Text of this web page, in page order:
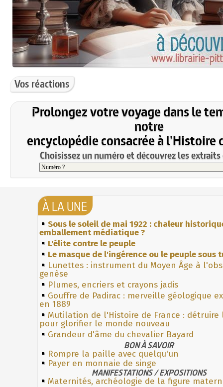
Vos réactions
Prolongez votre voyage dans le
notre
encyclopédie consacrée à l'Histoire
Choisissez un numéro et découvrez les
À LA UNE
Sous le soleil de mai 1922 : chaleur
emballement médiatique ?
L'élite contre le peuple
Le masque de l'ingérence ou le peuple sous
Lunettes : instrument du Moyen Âge à
genèse
Plumes, encriers et crayons jadis
Gouffre de Padirac : merveille géologique
en 1889
Mutilation de l'Histoire de France : détruire
pour glorifier le monde nouveau
Grandeur d'âme du chevalier Bayard
BON À SAVOIR
Rompre la paille avec quelqu'un
Payer en monnaie de singe
MANIFESTATIONS / EXPOSITIONS
Maternités, archéologie de la figure